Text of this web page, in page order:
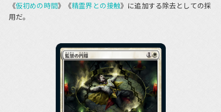
《仮初めの時間》《精霊界との接触》に追加する除去としての採
用だ。